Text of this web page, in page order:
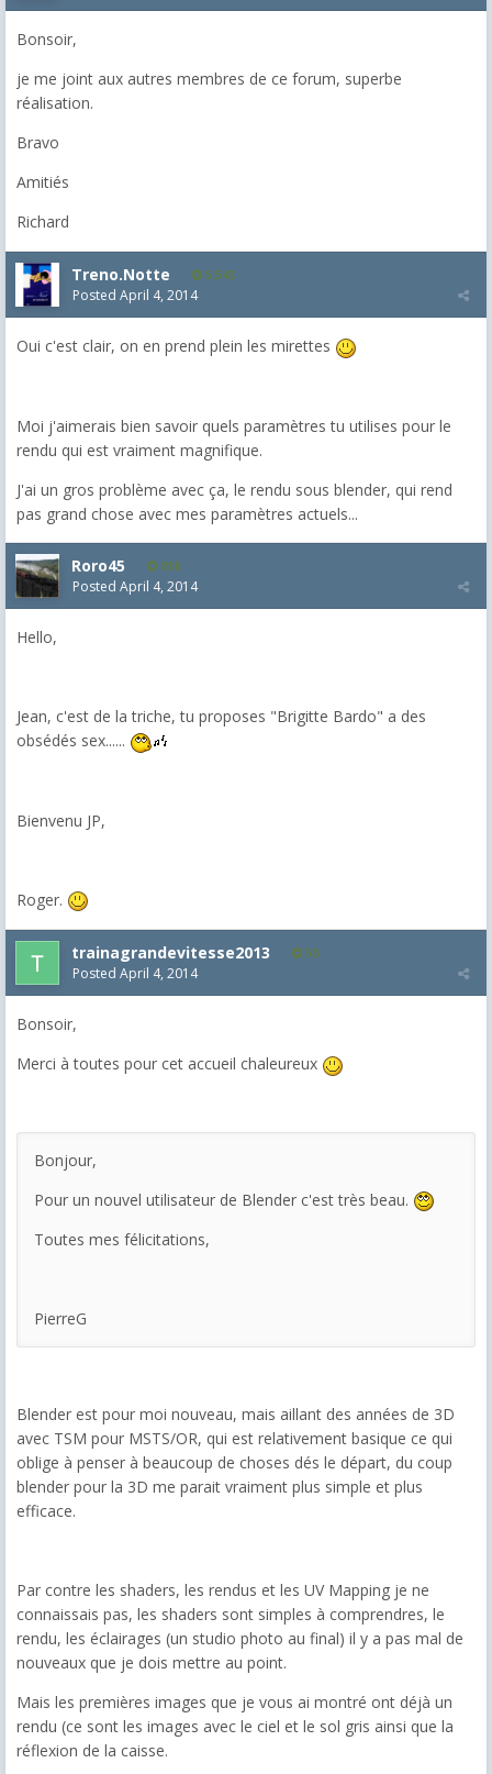
Bonsoir,
je me joint aux autres membres de ce forum, superbe
réalisation.
Bravo
Amitiés
Richard
Treno.Notte 5,543
Posted April 4, 2014
Oui c'est clair, on en prend plein les mirettes
Moi j'aimerais bien savoir quels paramètres tu utilises pour le
rendu qui est vraiment magnifique.
J'ai un gros problème avec ça, le rendu sous blender, qui rend
pas grand chose avec mes paramètres actuels...
Roro45 818
Posted April 4, 2014
Hello,
Jean, c'est de la triche, tu proposes "Brigitte Bardo" a des
obsédés sex......
Bienvenu JP,
Roger.
trainagrandevitesse2013 50
Posted April 4, 2014
Bonsoir,
Merci à toutes pour cet accueil chaleureux
Bonjour,
Pour un nouvel utilisateur de Blender c'est très beau.
Toutes mes félicitations,
PierreG
Blender est pour moi nouveau, mais aillant des années de 3D
avec TSM pour MSTS/OR, qui est relativement basique ce qui
oblige à penser à beaucoup de choses dés le départ, du coup
blender pour la 3D me parait vraiment plus simple et plus
efficace.
Par contre les shaders, les rendus et les UV Mapping je ne
connaissais pas, les shaders sont simples à comprendres, le
rendu, les éclairages (un studio photo au final) il y a pas mal de
nouveaux que je dois mettre au point.
Mais les premières images que je vous ai montré ont déjà un
rendu (ce sont les images avec le ciel et le sol gris ainsi que la
réflexion de la caisse.